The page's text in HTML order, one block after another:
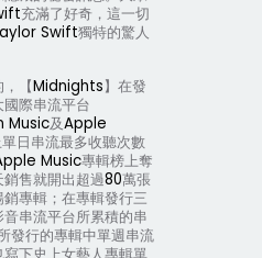
充滿了好奇，這一切
Swift獨特的驚人
，【Midnights】在發
際串流平台
Music及Apple
日串流最多收聽次數
Music專輯榜上奪
售就開出超過80萬張
專輯；在專輯發行三
串流平台所累積的串
發行的專輯中單週串流